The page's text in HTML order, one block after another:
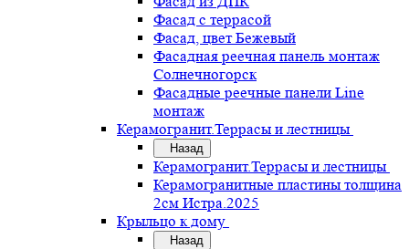
Фасад с террасой
Фасад, цвет Бежевый
Фасадная реечная панель монтаж
Солнечногорск
Фасадные реечные панели Line
монтаж
Керамогранит.Террасы и лестницы
Назад
Керамогранит.Террасы и лестницы
Керамогранитные пластины толщина
2см Истра.2025
Крыльцо к дому
Назад